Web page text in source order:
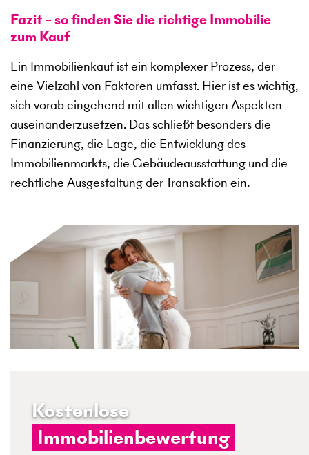
Fazit – so finden Sie die richtige Immobilie
zum Kauf
Ein Immobilienkauf ist ein komplexer Prozess, der
eine Vielzahl von Faktoren umfasst. Hier ist es wichtig,
sich vorab eingehend mit allen wichtigen Aspekten
auseinanderzusetzen. Das schließt besonders die
Finanzierung, die Lage, die Entwicklung des
Immobilienmarkts, die Gebäudeausstattung und die
rechtliche Ausgestaltung der Transaktion ein.
Kostenlose
Immobilienbewertung